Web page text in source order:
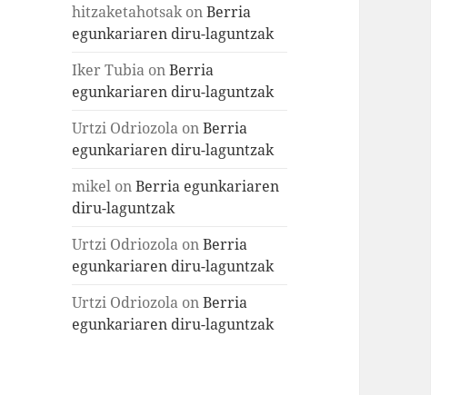
hitzaketahotsakonBerria
egunkariaren diru-laguntzak
Iker Tubia onBerria
egunkariaren diru-laguntzak
Urtzi Odriozola onBerria
egunkariaren diru-laguntzak
mikel onBerria egunkariaren
diru-laguntzak
Urtzi Odriozola onBerria
egunkariaren diru-laguntzak
Urtzi Odriozola onBerria
egunkariaren diru-laguntzak